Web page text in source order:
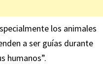
los animales
a ser guías durante
humanos”.